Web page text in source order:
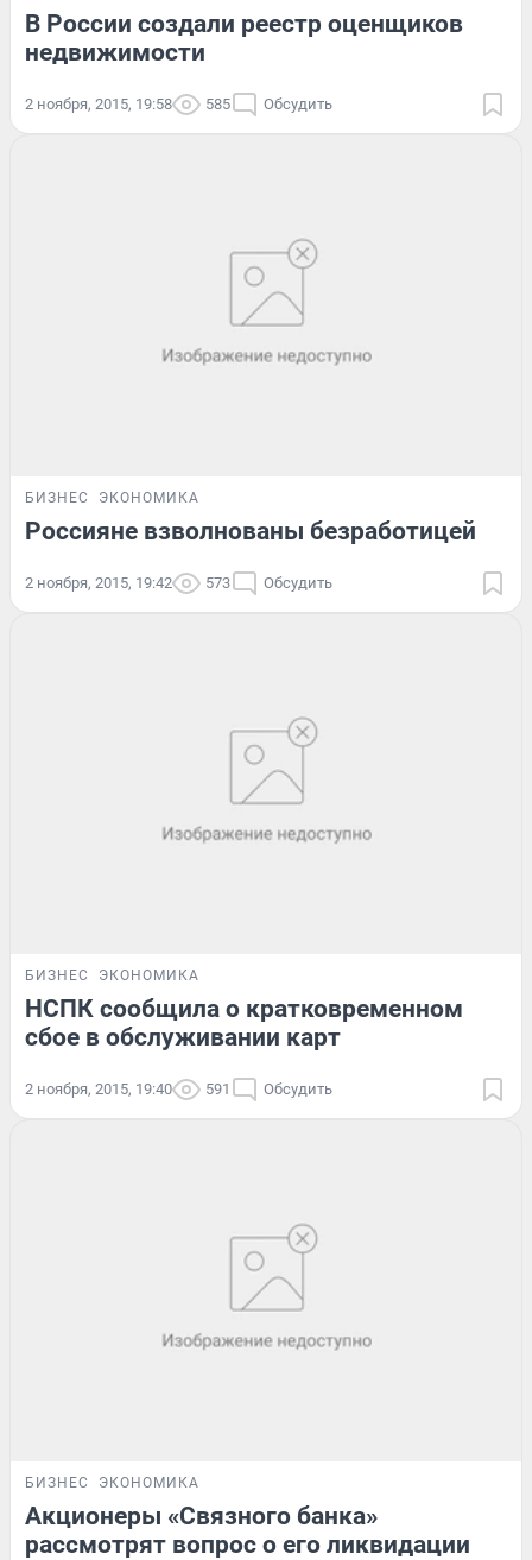
В России создали реестр оценщиков
недвижимости
2 ноября, 2015, 19:58 585 Обсудить
БИЗНЕС ЭКОНОМИКА
Россияне взволнованы безработицей
2 ноября, 2015, 19:42 573 Обсудить
БИЗНЕС ЭКОНОМИКА
НСПК сообщила о кратковременном
сбое в обслуживании карт
2 ноября, 2015, 19:40 591 Обсудить
БИЗНЕС ЭКОНОМИКА
Акционеры «Связного банка»
рассмотрят вопрос о его ликвидации